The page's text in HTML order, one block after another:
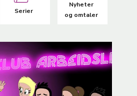
Serier
Nyheter
og omtaler